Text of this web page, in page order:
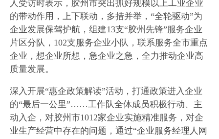
人受访时表示，胶州市突出抓好规模以上工业企业
的带动作用，上下联动，多措并举，“全轮驱动”为
企业发展保驾护航，组建13支“胶州先锋”服务企业
片区分队，102支服务企业小队，联系服务全市重点
企业，想企业所想，急企业之急，全力推动企业高
质量发展。
深入开展“惠企政策解读”活动，打通政策进入企业
的“最后一公里”……工作队全体成员积极行动、主
动入企，对胶州市1012家企业实施精准服务，对企
业生产经营中存在的问题，通过“企业服务经理人网